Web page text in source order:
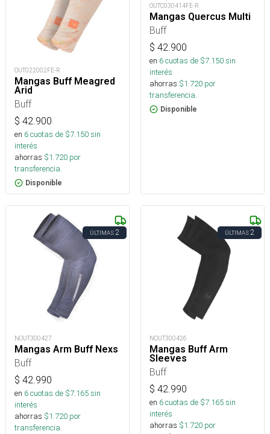
OUT022002FE-R
Mangas Buff Meagred
Arid
Buff
$ 42.900
en 6cuotas de $7.150sin
interés
ahorras $1.720 por
transferencia.
Disponible
OUTC030414FE-R
Mangas Quercus Multi
Buff
$ 42.900
en 6cuotas de $7.150sin
interés
ahorras $1.720 por
transferencia.
Disponible
ÚLTIMAS2
NOUT300427
Mangas Arm Buff Nexs
Buff
$ 42.990
en 6cuotas de $7.165sin
interés
ahorras $1.720 por
transferencia.
ÚLTIMAS2
NOUT300426
Mangas Buff Arm
Sleeves
Buff
$ 42.990
en 6cuotas de $7.165sin
interés
ahorras $1.720 por